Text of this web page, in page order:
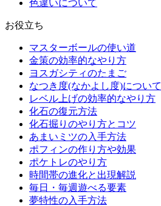
色違いについて
お役立ち
マスターボールの使い道
金策の効率的なやり方
ヨスガシティのたまご
なつき度(なかよし度)について
レベル上げの効率的なやり方
化石の復元方法
化石掘りのやり方とコツ
あまいミツの入手方法
ポフィンの作り方や効果
ポケトレのやり方
時間帯の進化と出現解説
毎日・毎週遊べる要素
夢特性の入手方法